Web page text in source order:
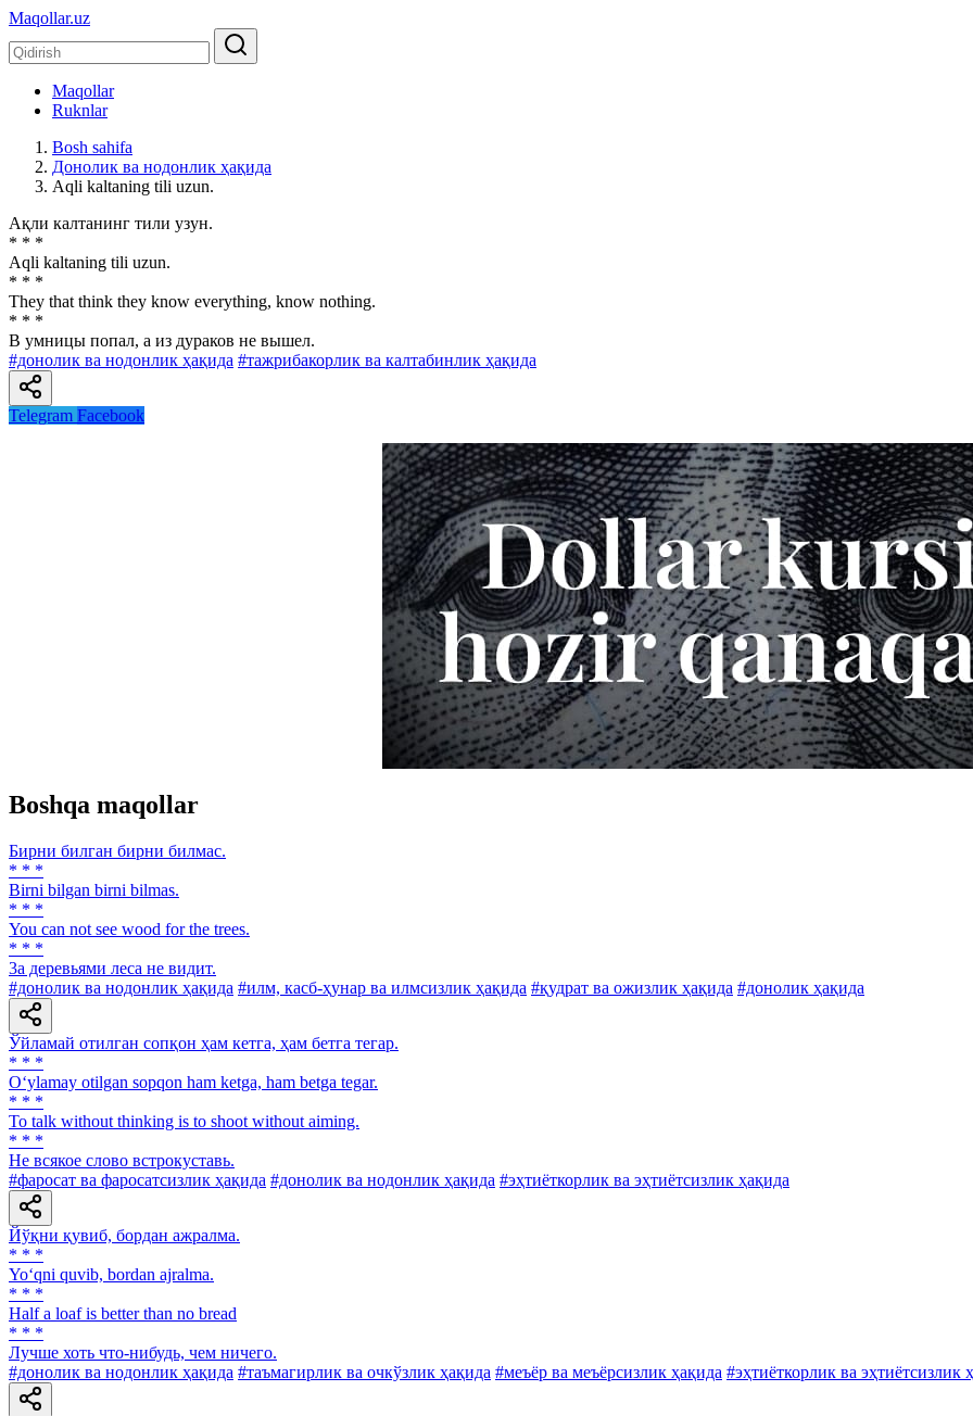
Maqollar.uz
Maqollar
Ruknlar
Bosh sahifa
Донолик ва нодонлик ҳақида
Aqli kaltaning tili uzun.
Ақли калтанинг тили узун.
* * *
Aqli kaltaning tili uzun.
* * *
They that think they know everything, know nothing.
* * *
В умницы попал, а из дураков не вышел.
#донолик ва нодонлик ҳақида #тажрибакорлик ва калтабинлик ҳақида
Telegram Facebook
Boshqa maqollar
Бирни билган бирни билмас.
* * *
Birni bilgan birni bilmas.
* * *
You can not see wood for the trees.
* * *
3a деревьями леса не видит.
#донолик ва нодонлик ҳақида #илм, касб-ҳунар ва илмсизлик ҳақида #қудрат ва ожизлик ҳақида #донолик ҳақида
Ўйламай отилган сопқон ҳам кетга, ҳам бетга тегар.
* * *
O‘ylamay otilgan sopqon ham ketga, ham betga tegar.
* * *
To talk without thinking is to shoot without aiming.
* * *
He всякое слово встрокуставь.
#фаросат ва фаросатсизлик ҳақида #донолик ва нодонлик ҳақида #эҳтиёткорлик ва эҳтиётсизлик ҳақида
Йўқни қувиб, бордан ажралма.
* * *
Yo‘qni quvib, bordan ajralma.
* * *
Half a loaf is better than no bread
* * *
Лучше хоть что-нибудь, чем ничего.
#донолик ва нодонлик ҳақида #таъмагирлик ва очкўзлик ҳақида #меъёр ва меъёрсизлик ҳақида #эҳтиёткорлик ва эҳтиётсизлик